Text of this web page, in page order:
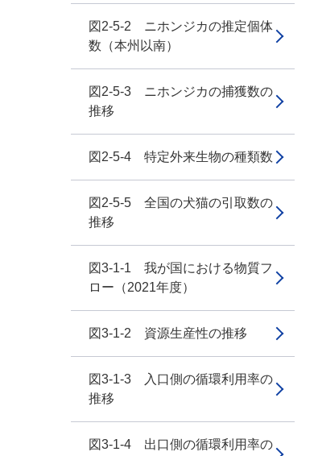
図2-5-2 ニホンジカの推定個体
数（本州以南）
図2-5-3 ニホンジカの捕獲数の
推移
図2-5-4 特定外来生物の種類数
図2-5-5 全国の犬猫の引取数の
推移
図3-1-1 我が国における物質フ
ロー（2021年度）
図3-1-2 資源生産性の推移
図3-1-3 入口側の循環利用率の
推移
図3-1-4 出口側の循環利用率の